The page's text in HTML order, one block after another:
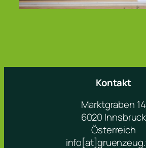
Kontakt
Marktgraben 14
6020 Innsbruck
Österreich